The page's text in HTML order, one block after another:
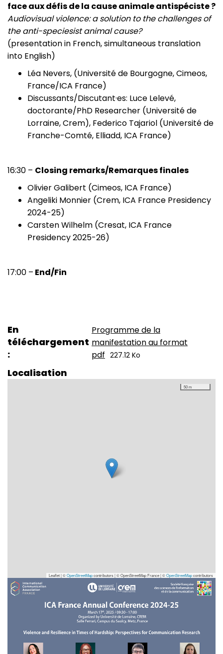
face aux défis de la cause animale antispéciste ?
Audiovisual violence: a solution to the challenges of
the anti-speciesist animal cause?
(presentation in French, simultaneous translation
into English)
Léa Nevers, (Université de Bourgogne, Cimeos,
France/ICA France)
Discussants/Discutant·es: Luce Lelevé,
doctorante/PhD Researcher (Université de
Lorraine, Crem), Federico Tajariol (Université de
Franche-Comté, Elliadd, ICA France)
16:30 – Closing remarks/Remarques finales
Olivier Galibert (Cimeos, ICA France)
Angeliki Monnier (Crem, ICA France Presidency
2024-25)
Carsten Wilhelm (Cresat, ICA France
Presidency 2025-26)
17:00 – End/Fin
En
téléchargement
Programme de la
manifestation au format
pdf 227.12 Ko
Localisation
50 m
Leaflet | ©OpenStreetMapcontributors|© OpenStreetMap France | ©OpenStreetMapcontributors